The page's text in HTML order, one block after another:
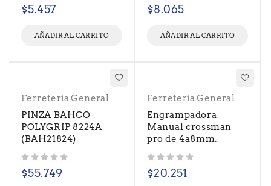
$5.457
AÑADIR AL CARRITO
$8.065
AÑADIR AL CARRITO
Ferretería General
PINZA BAHCO
POLYGRIP 8224A
(BAH21824)
$55.749
Ferretería General
Engrampadora
Manual crossman
pro de 4a8mm.
$20.251